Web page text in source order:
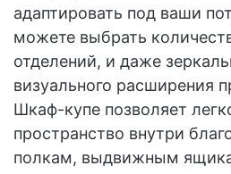
адаптировать под ваши
можете выбрать
отделений, и даже
визуального расширения
Шкаф-купе позволяет
пространство внутри
полкам, выдвижным